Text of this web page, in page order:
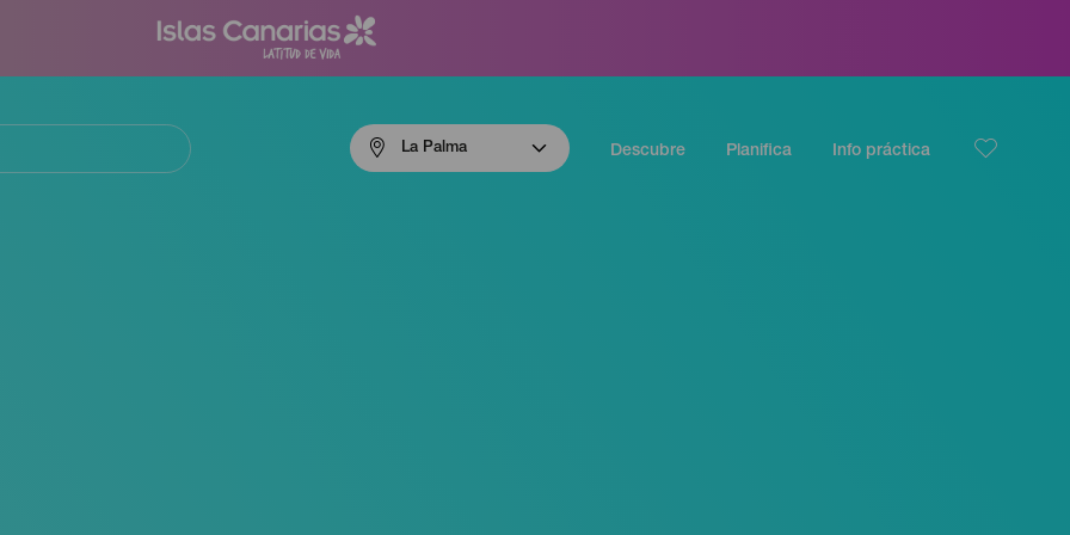
La Palma Descubre Planifica Info práctica